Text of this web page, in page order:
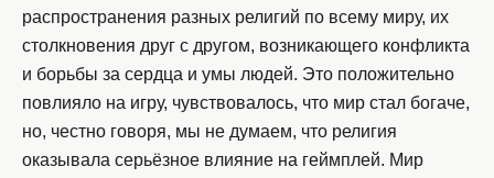
распространения разных религий по всему миру, их
столкновения друг с другом, возникающего конфликта
и борьбы за сердца и умы людей. Это положительно
повлияло на игру, чувствовалось, что мир стал богаче,
но, честно говоря, мы не думаем, что религия
оказывала серьёзное влияние на геймплей. Мир